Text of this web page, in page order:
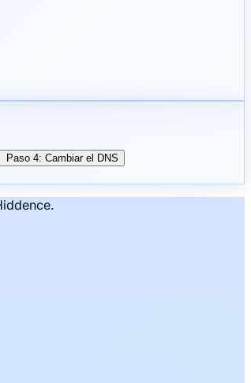
Paso 4: Cambiar el DNS